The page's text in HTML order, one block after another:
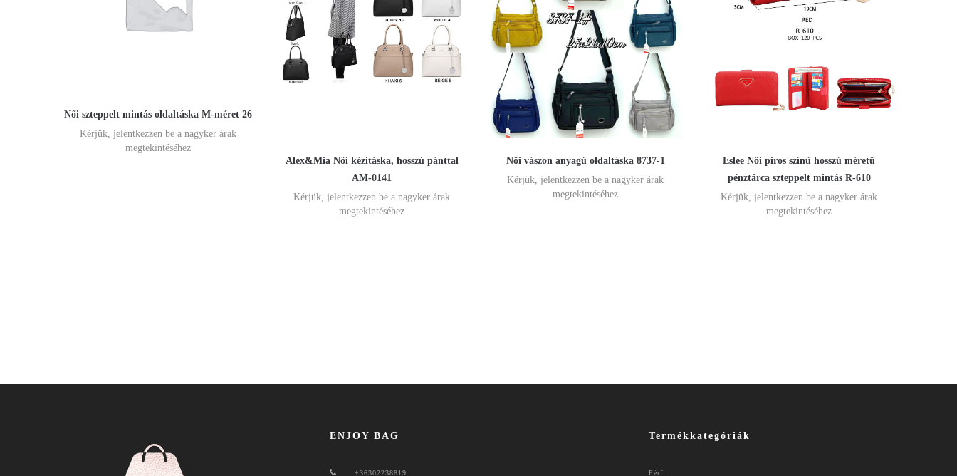
Női szteppelt mintás oldaltáska M-méret 26
Kérjük, jelentkezzen be a nagyker árak
megtekintéséhez
Alex&Mia Női kézitáska, hosszú pánttal
AM-0141
Kérjük, jelentkezzen be a nagyker árak
megtekintéséhez
Női vászon anyagú oldaltáska 8737-1
Kérjük, jelentkezzen be a nagyker árak
megtekintéséhez
Eslee Női piros színű hosszú méretű
pénztárca szteppelt mintás R-610
Kérjük, jelentkezzen be a nagyker árak
megtekintéséhez
ENJOY BAG
+36302238819
Termékkategóriák
Férfi